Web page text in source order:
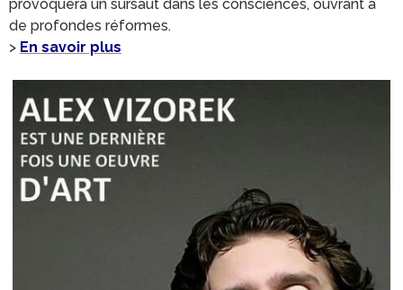
provoquera un sursaut dans les consciences, ouvrant à
de profondes réformes.
> En savoir plus